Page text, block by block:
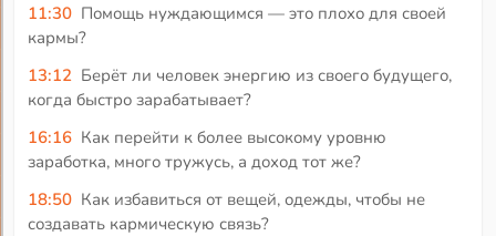
11:30 Помощь нуждающимся — это плохо для своей
кармы?
13:12 Берёт ли человек энергию из своего будущего,
когда быстро зарабатывает?
16:16 Как перейти к более высокому уровню
заработка, много тружусь, а доход тот же?
18:50 Как избавиться от вещей, одежды, чтобы не
создавать кармическую связь?